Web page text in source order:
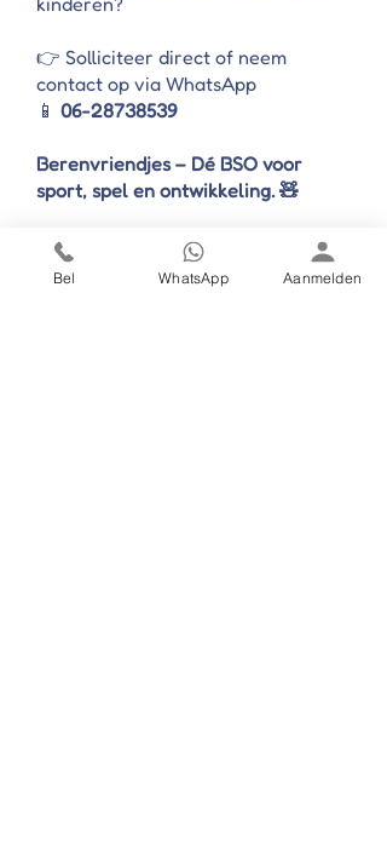
👉 Solliciteer direct of neem
contact op via WhatsApp
📱 06-28738539
Berenvriendjes – Dé BSO voor
sport, spel en ontwikkeling. 🧸
Bel WhatsApp Aanmelden